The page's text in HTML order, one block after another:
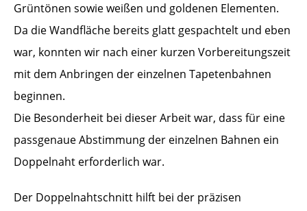
Grüntönen sowie weißen und goldenen Elementen.
Da die Wandfläche bereits glatt gespachtelt und eben
war, konnten wir nach einer kurzen Vorbereitungszeit
mit dem Anbringen der einzelnen Tapetenbahnen
beginnen.
Die Besonderheit bei dieser Arbeit war, dass für eine
passgenaue Abstimmung der einzelnen Bahnen ein
Doppelnaht erforderlich war.
Der Doppelnahtschnitt hilft bei der präzisen